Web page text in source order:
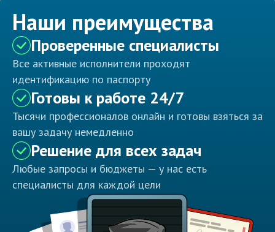
Наши преимущества
Проверенные специалисты
Все активные исполнители проходят
идентификацию по паспорту
Готовы к работе 24/7
Тысячи профессионалов онлайн и готовы взяться за
вашу задачу немедленно
Решение для всех задач
Любые запросы и бюджеты — у нас есть
специалисты для каждой цели